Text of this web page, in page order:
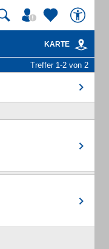
KARTE
Treffer 1-2 von 2